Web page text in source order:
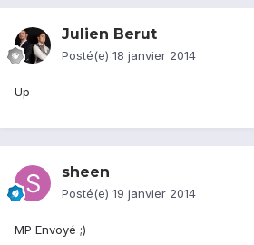
Julien Berut
Posté(e) 18 janvier 2014
Up
sheen
Posté(e) 19 janvier 2014
MP Envoyé ;)